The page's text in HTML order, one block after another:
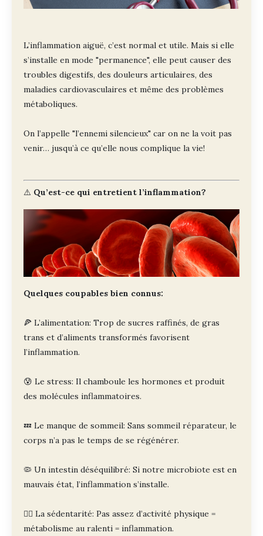
L’inflammation aiguë, c’est normal et utile. Mais si elle
s’installe en mode "permanence", elle peut causer des
troubles digestifs, des douleurs articulaires, des
maladies cardiovasculaires et même des problèmes
métaboliques.
On l’appelle "l’ennemi silencieux" car on ne la voit pas
venir… jusqu’à ce qu’elle nous complique la vie!
⚠️ Qu’est-ce qui entretient l’inflammation?
Quelques coupables bien connus:
🍕 L’alimentation: Trop de sucres raffinés, de gras
trans et d’aliments transformés favorisent
l’inflammation.
😰 Le stress: Il chamboule les hormones et produit
des molécules inflammatoires.
💤 Le manque de sommeil: Sans sommeil réparateur, le
corps n’a pas le temps de se régénérer.
🦠 Un intestin déséquilibré: Si notre microbiote est en
mauvais état, l’inflammation s’installe.
🏃‍♂️ La sédentarité: Pas assez d’activité physique =
métabolisme au ralenti = inflammation.